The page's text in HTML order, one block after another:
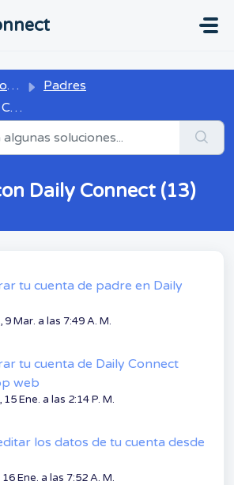
Padres
Daily Connect (13)
tu cuenta de padre en Daily
Mar. a las 7:49 A. M.
tu cuenta de Daily Connect
web
Ene. a las 2:14 P. M.
los datos de tu cuenta desde
Ene. a las 7:52 A. M.